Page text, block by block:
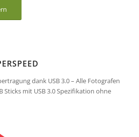
dank USB 3.0 – Alle Fotografen
Sticks mit USB 3.0 Spezifikation ohne